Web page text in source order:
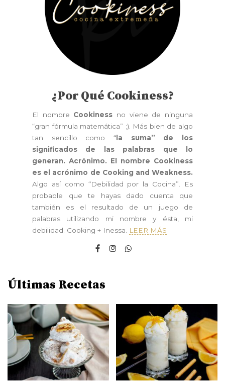
¿Por Qué Cookiness?
El nombre Cookiness no viene de ninguna
“gran fórmula matemática” ;). Más bien de algo
tan sencillo como “ la suma” de los
significados de las palabras que lo
generan. Acrónimo. El nombre Cookiness
es el acrónimo de Cooking and Weakness.
Algo así como “Debilidad por la Cocina”. Es
probable que te hayas dado cuenta que
también es el resultado de un juego de
palabras utilizando mi nombre y ésta, mi
debilidad. Cooking + Inessa. LEER MÁS
Últimas Recetas